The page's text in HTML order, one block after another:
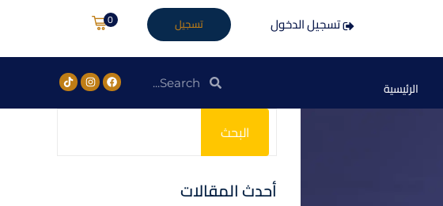
تسجيل الدخول تسجيل 0
الرئيسية
البحث
أحدث المقالات